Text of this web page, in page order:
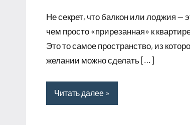
Не секрет, что балкон или лоджия —
чем просто «прирезанная» к
Это то самое пространство, из
желании можно сделать […]
Читать далее